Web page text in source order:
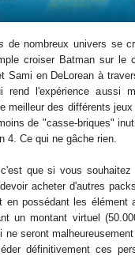
de nombreux univers se
croiser Batman sur l e
Sami en DeLorean à
rend l'expérience aussi
meilleur des différents jeux
de "casse-briques"
4. Ce qui ne gâche rien.
que si vous souhaitez
acheter d'autres
en possédant les élément
un montant virtuel
ne seront
définitivement ces